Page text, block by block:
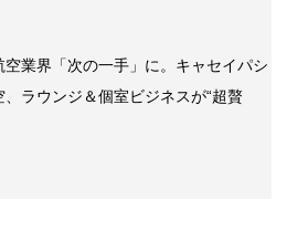
空業界「次の一手」に。キャセイパシ
、ラウンジ＆個室ビジネスが“超贅